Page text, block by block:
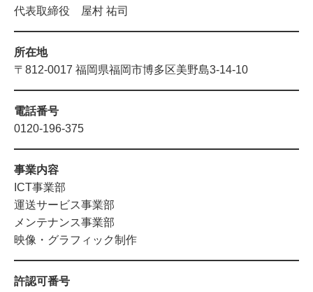
代表取締役 屋村 祐司
所在地
〒812-0017 福岡県福岡市博多区美野島3-14-10
電話番号
0120-196-375
事業内容
ICT事業部
運送サービス事業部
メンテナンス事業部
映像・グラフィック制作
許認可番号